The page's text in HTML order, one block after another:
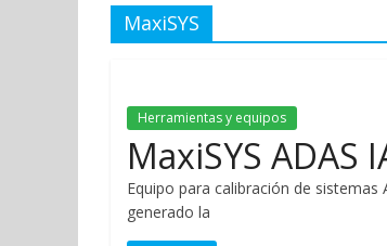
MaxiSYS
Herramientas y equipos
MaxiSYS ADAS
Equipo para calibración de
generado la